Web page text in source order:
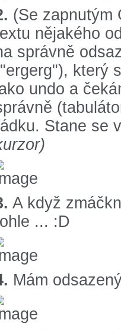
(Se zapnutým
nějakého
správně
který
undo a
Stane se
A když
... :D
Mám